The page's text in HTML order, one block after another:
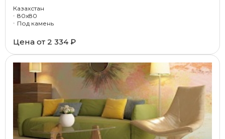
Казахстан
80x80
Под камень
Цена от 2 334 ₽